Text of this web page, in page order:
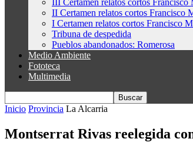
III Certamen relatos cortos Francisco
II Certamen relatos cortos Francisco
I Certamen relatos cortos Francisco
Tribuna de despedida
Pueblos abandonados: Romerosa
Medio Ambiente
Fototeca
Multimedia
Inicio Provincia La Alcarria
Montserrat Rivas reelegida